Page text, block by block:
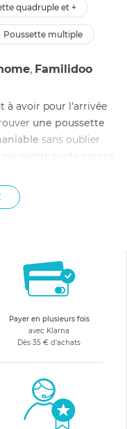
quadruple et +
poussette multiple
, Familidoo
à avoir pour l'arrivée
une poussette
sans oublier
triple pourra
aux mamans comme
et inoubliables.
faire. Elles sont
leur naissance et
fixer des nacelles pour
plus de confort
autant pour les
Payer en plusieurs fois
avec Klarna
Dès 35 € d'achats